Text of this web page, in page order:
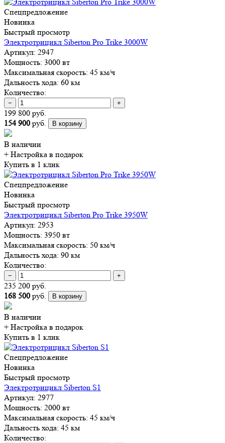
Спецпредложение
Новинка
Быстрый просмотр
Электротрицикл Siberton Pro Trike 3000W
Артикул: 2947
Мощность: 3000 вт
Максимальная скорость: 45 км/ч
Дальность хода: 60 км
Количество:
− +
199 800 руб.
154 900 руб. В корзину
В наличии
+ Настройка в подарок
Купить в 1 клик
Спецпредложение
Новинка
Быстрый просмотр
Электротрицикл Siberton Pro Trike 3950W
Артикул: 2953
Мощность: 3950 вт
Максимальная скорость: 50 км/ч
Дальность хода: 90 км
Количество:
− +
235 200 руб.
168 500 руб. В корзину
В наличии
+ Настройка в подарок
Купить в 1 клик
Спецпредложение
Новинка
Быстрый просмотр
Электротрицикл Siberton S1
Артикул: 2977
Мощность: 2000 вт
Максимальная скорость: 45 км/ч
Дальность хода: 45 км
Количество: